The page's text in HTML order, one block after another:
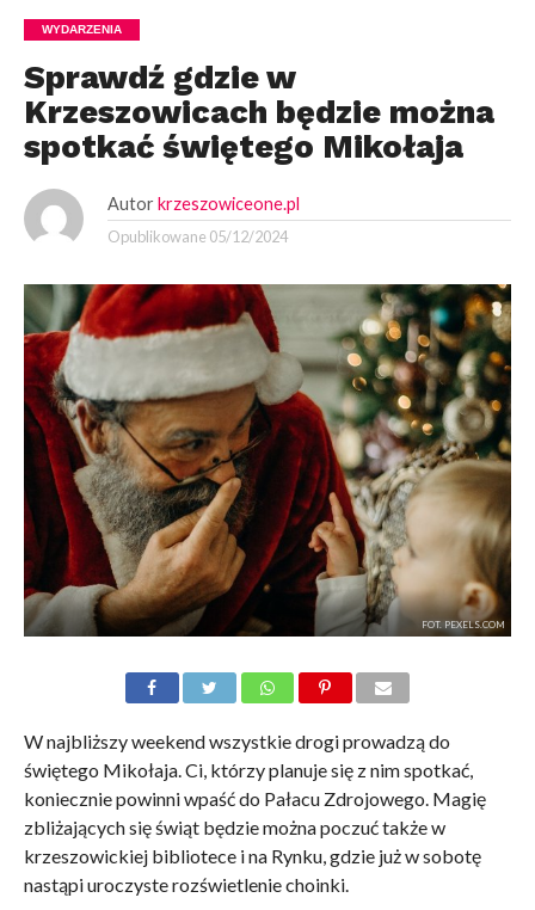
WYDARZENIA
Sprawdź gdzie w
Krzeszowicach będzie można
spotkać świętego Mikołaja
Autor krzeszowiceone.pl
Opublikowane 05/12/2024
FOT. PEXELS.COM
W najbliższy weekend wszystkie drogi prowadzą do
świętego Mikołaja. Ci, którzy planuje się z nim spotkać,
koniecznie powinni wpaść do Pałacu Zdrojowego. Magię
zbliżających się świąt będzie można poczuć także w
krzeszowickiej bibliotece i na Rynku, gdzie już w sobotę
nastąpi uroczyste rozświetlenie choinki.